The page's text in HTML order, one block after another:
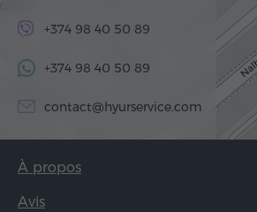
+374 98 40 50 89
+374 98 40 50 89
contact@hyurservice.com
À propos
Avis